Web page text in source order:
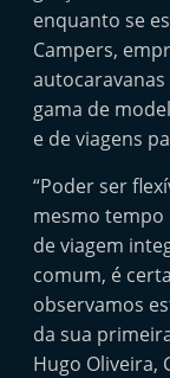
enquanto se
Campers,
gama de
e de viagens
“Poder ser
mesmo tempo
de viagem
comum, é
observamos
da sua
Hugo Oliveira,